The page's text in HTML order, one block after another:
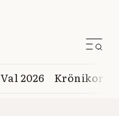
Val 2026 Krönikor